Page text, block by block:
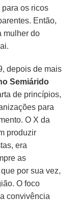
para os ricos
Então,
mulher do
depois de mais
Semiárido
de princípios,
para
O X da
produzir
era
as
por sua vez,
O foco
convivência